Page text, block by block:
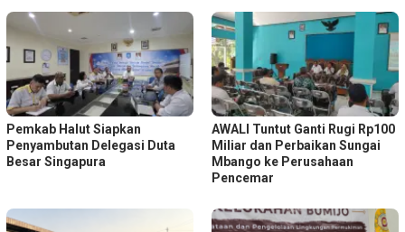
Pemkab Halut Siapkan
Penyambutan Delegasi Duta
Besar Singapura
AWALI Tuntut Ganti Rugi Rp100
Miliar dan Perbaikan Sungai
Mbango ke Perusahaan
Pencemar